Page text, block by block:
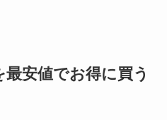
安値でお得に買う